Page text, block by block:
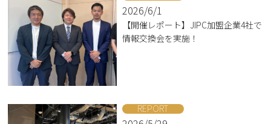
2026/6/1
【開催レポート】JIPC加盟企業4社で
情報交換会を実施！
REPORT